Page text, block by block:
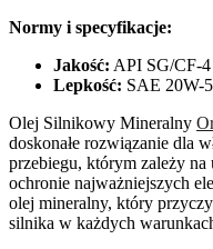
Normy i specyfikacje:
Jakość: API SG/CF-4
Lepkość: SAE 20W-
Olej Silnikowy Mineralny
doskonałe rozwiązanie dla
przebiegu, którym zależy
ochronie najważniejszych
olej mineralny, który
silnika w każdych